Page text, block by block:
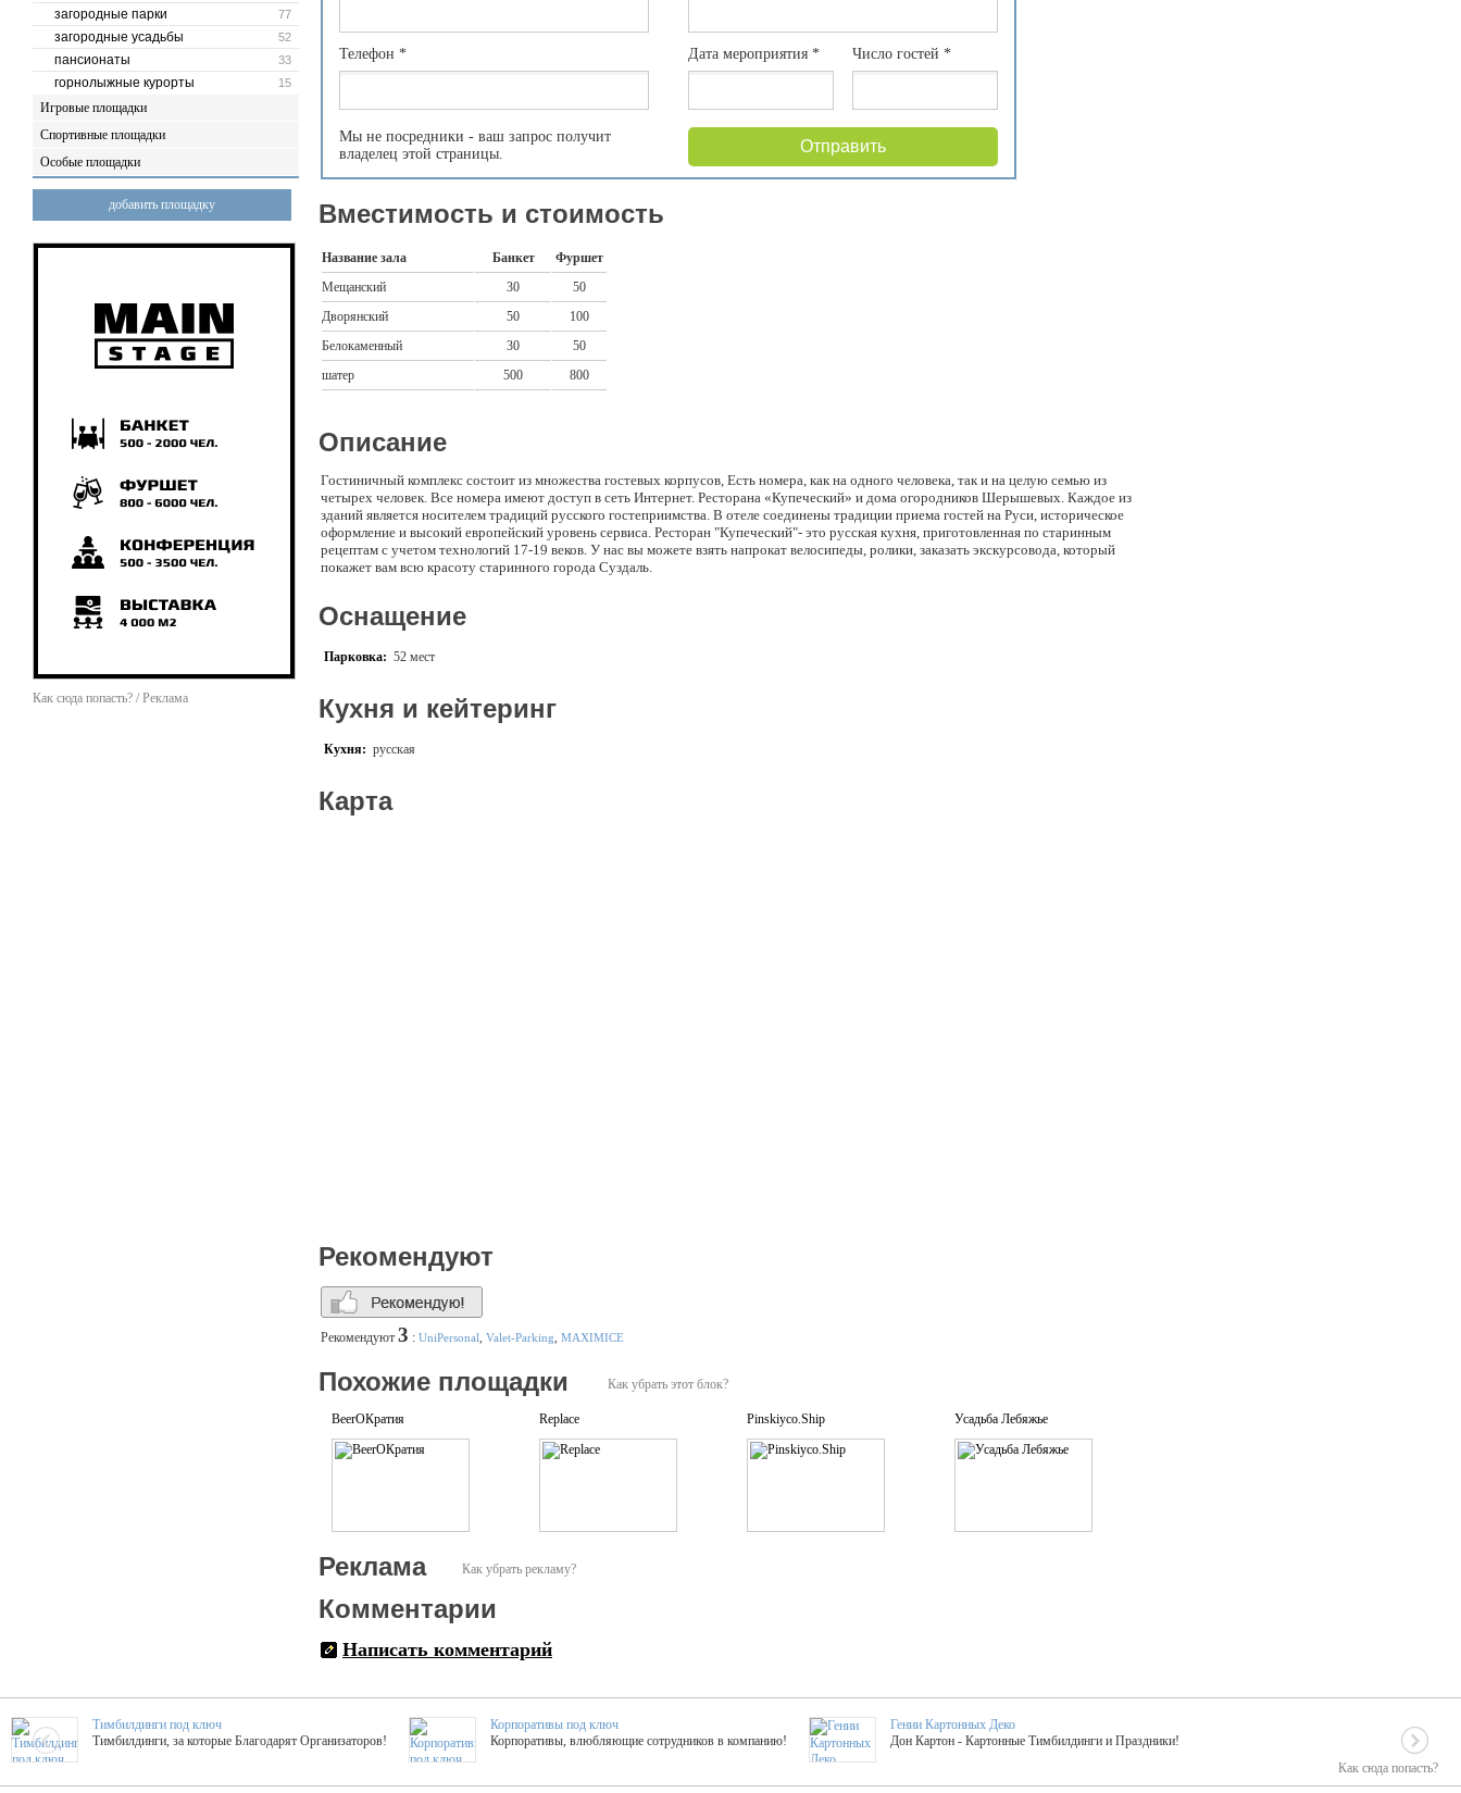
77
загородные парки
52
загородные усадьбы
33
пансионаты
15
горнолыжные курорты
Игровые площадки
Спортивные площадки
Особые площадки
добавить площадку
Как сюда попасть? / Реклама
Телефон *
Мы не посредники - ваш запрос получит
владелец этой страницы.
Дата мероприятия* Число гостей*
Отправить
Вместимость и стоимость
Название зала Банкет
Фуршет
Мещанский
30
50
Дворянский
50
100
Белокаменный
30
50
шатер
500 800
Описание
Гостиничный комплекс состоит из множества гостевых корпусов, Есть номера, как на одного человека, так и на целую семью из
четырех человек. Все номера имеют доступ в сеть Интернет. Ресторана «Купеческий» и дома огородников Шерышевых. Каждое из
зданий является носителем традиций русского гостеприимства. В отеле соединены традиции приема гостей на Руси, историческое
оформление и высокий европейский уровень сервиса. Ресторан "Купеческий"- это русская кухня, приготовленная по старинным
рецептам с учетом технологий 17-19 веков. У нас вы можете взять напрокат велосипеды, ролики, заказать экскурсовода, который
покажет вам всю красоту старинного города Суздаль.
Оснащение
Парковка: 52 мест
Кухня и кейтеринг
Кухня: русская
Карта
Рекомендуют
Рекомендуют 3 : UniPersonal Valet-Parking MAXIMICE
Как убрать этот блок?
Похожие площадки
BeerOКратия Replace Pinskiyco.Ship Усадьба Лебяжье
Как убрать рекламу?
Реклама
Комментарии
Написать комментарий
Как сюда попасть?
Тимбилдинги под ключ
Тимбилдинги, за которые Благодарят Организаторов!
Корпоративы под ключ
Корпоративы, влюбляющие сотрудников в компанию!
Гении Картонных Деко
Дон Картон - Картонные Тимбилдинги и Праздники!